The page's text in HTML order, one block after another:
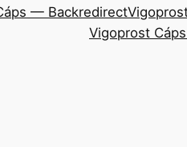
— Backredirect
Vigoprost